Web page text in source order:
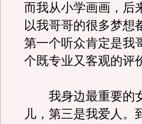
而我从小学画画，后
以我哥哥的很多梦想
第一个听众肯定是我
个既专业又客观的评
我身边最重要的女
儿，第三是我爱人。